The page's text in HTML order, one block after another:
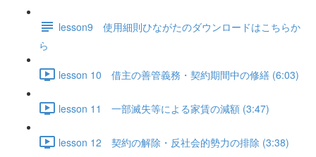
lesson9 使用細則ひながたのダウンロードはこちらか
ら
lesson 10 借主の善管義務・契約期間中の修繕 (6:03)
lesson 11 一部滅失等による家賃の減額 (3:47)
lesson 12 契約の解除・反社会的勢力の排除 (3:38)